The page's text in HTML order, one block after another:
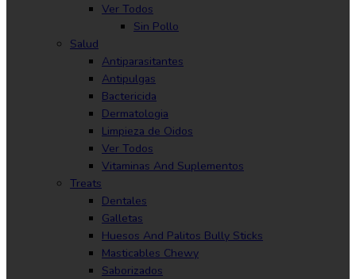
Ver Todos
Sin Pollo
Salud
Antiparasitantes
Antipulgas
Bactericida
Dermatologia
Limpieza de Oidos
Ver Todos
Vitaminas And Suplementos
Treats
Dentales
Galletas
Huesos And Palitos Bully Sticks
Masticables Chewy
Saborizados